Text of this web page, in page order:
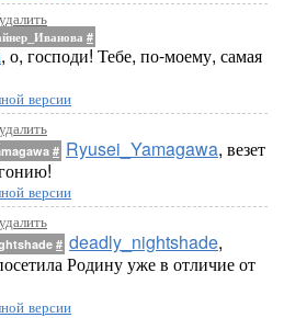
удалить
#
, о, господи! Тебе, по-моему, самая
версии
удалить
# Ryusei_Yamagawa, везет
версии
удалить
# deadly_nightshade,
Родину уже в отличие от
версии